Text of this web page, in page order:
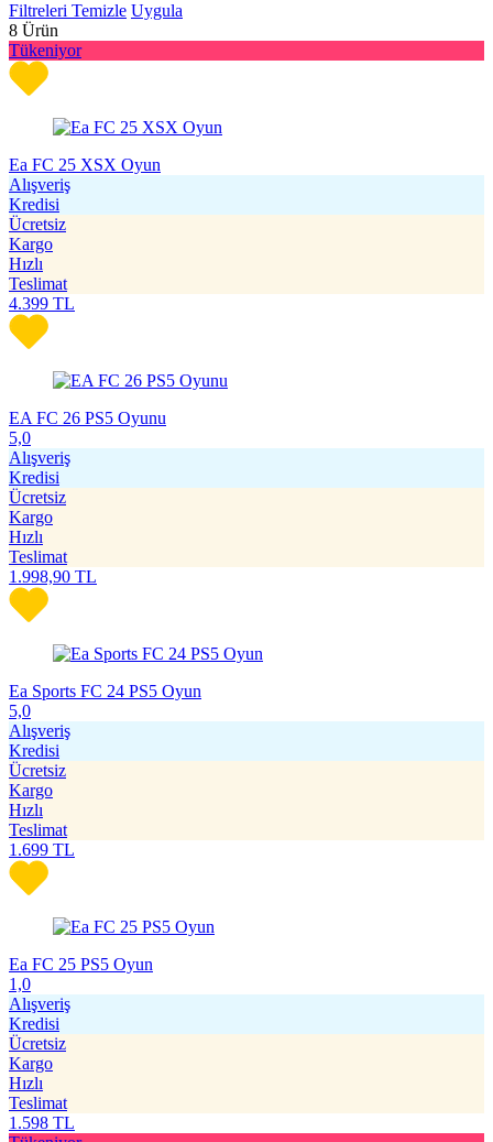
Filtreleri Temizle Uygula
8 Ürün
Tükeniyor
Ea FC 25 XSX Oyun
Alışveriş
Kredisi
Ücretsiz
Kargo
Hızlı
Teslimat
4.399 TL
EA FC 26 PS5 Oyunu
5,0
Alışveriş
Kredisi
Ücretsiz
Kargo
Hızlı
Teslimat
1.998,90 TL
Ea Sports FC 24 PS5 Oyun
5,0
Alışveriş
Kredisi
Ücretsiz
Kargo
Hızlı
Teslimat
1.699 TL
Ea FC 25 PS5 Oyun
1,0
Alışveriş
Kredisi
Ücretsiz
Kargo
Hızlı
Teslimat
1.598 TL